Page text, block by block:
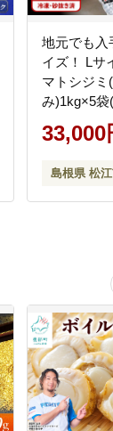
地元でも入
イズ！ Lサ
マトシジミ
み)1kg×5袋
江市/宍道
[ALAZ001]
33,000
島根県 松